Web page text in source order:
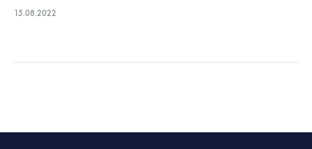
avaldame põhjused, miks Eesti koolid valivad PASCO Scientificilt
15.08.2022